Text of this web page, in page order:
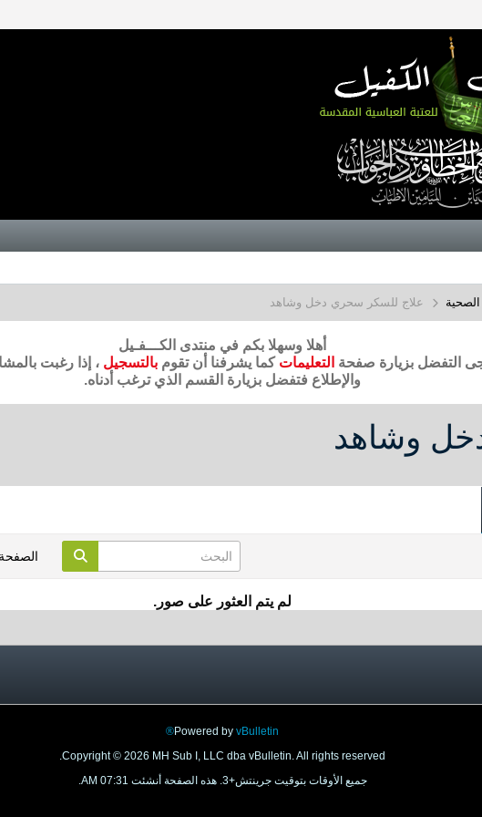
علاج للسكر سحري دخل وشاهد
أهلا وسهلا بكم في منتدى الكـــفـيل
التفضل بزيارة صفحة التعليمات كما يشرفنا أن تقوم بالتسجيل ، إذا رغبت
والإطلاع فتفضل بزيارة القسم الذي ترغب أدناه.
وشاهد
الصفحة
لم يتم العثور على صور.
Powered by vBulletin®
Copyright © 2026 MH Sub I, LLC dba vBulletin. All rights reserved.
جميع الأوقات بتوقيت جرينتش+3. هذه الصفحة أنشئت 07:31 AM.